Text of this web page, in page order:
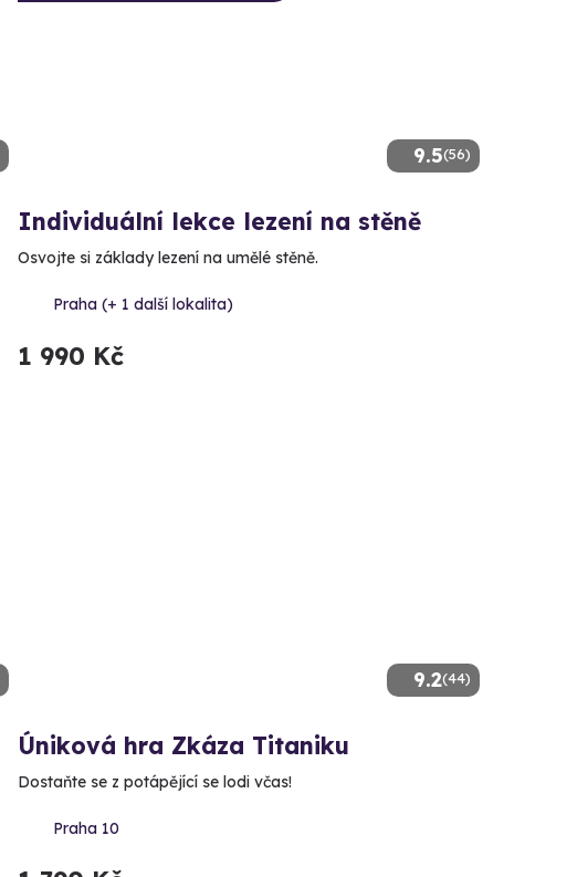
9.5(56)
Individuální lekce lezení na stěně
Osvojte si základy lezení na umělé stěně.
Praha (+ 1 další lokalita)
1 990 Kč
9.2(44)
Úniková hra Zkáza Titaniku
Dostaňte se z potápějící se lodi včas!
Praha 10